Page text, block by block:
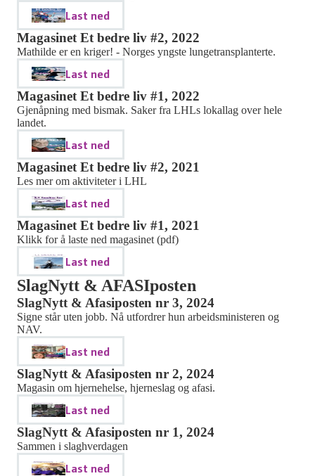
Last ned
Magasinet Et bedre liv #2, 2022
Mathilde er en kriger! - Norges yngste lungetransplanterte.
Last ned
Magasinet Et bedre liv #1, 2022
Gjenåpning med bismak. Saker fra LHLs lokallag over hele
landet.
Last ned
Magasinet Et bedre liv #2, 2021
Les mer om aktiviteter i LHL
Last ned
Magasinet Et bedre liv #1, 2021
Klikk for å laste ned magasinet (pdf)
Last ned
SlagNytt & AFASIposten
SlagNytt & Afasiposten nr 3, 2024
Signe står uten jobb. Nå utfordrer hun arbeidsministeren og
NAV.
Last ned
SlagNytt & Afasiposten nr 2, 2024
Magasin om hjernehelse, hjerneslag og afasi.
Last ned
SlagNytt & Afasiposten nr 1, 2024
Sammen i slaghverdagen
Last ned